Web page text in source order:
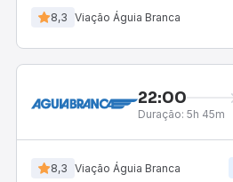
8,3 Viação Águia Branca
22:00
Duração: 5h 45m
8,3 Viação Águia Branca